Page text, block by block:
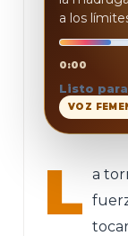
a los
0:00
Listo
VOZ
L a